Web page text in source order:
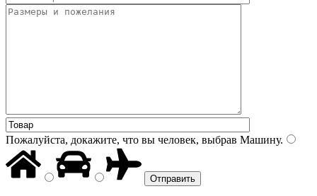
Пожалуйста, докажите, что вы человек, выбрав Машину.